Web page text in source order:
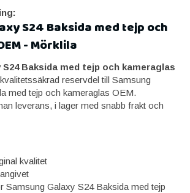
S24 Baksida med tejp och
- Mörklila
S24 Baksida med tejp och kameraglas
reservdel till Samsung
med tejp och kameraglas OEM.
leverans, i lager med snabb frakt och
kvalitet
Samsung Galaxy S24 Baksida med tejp